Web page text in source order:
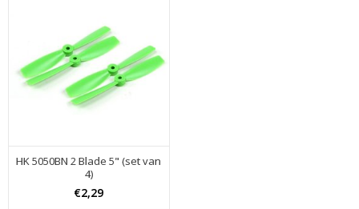
HK 5050BN 2 Blade 5" (set van
4)
€2,29